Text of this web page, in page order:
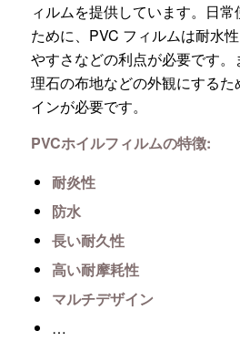
ィルムを提供しています。日
ために、PVC フィルムは耐水
やすさなどの利点が必要です
理石の布地などの外観にする
インが必要です。
PVCホイルフィルムの特徴:
耐炎性
防水
長い耐久性
高い耐摩耗性
マルチデザイン
…